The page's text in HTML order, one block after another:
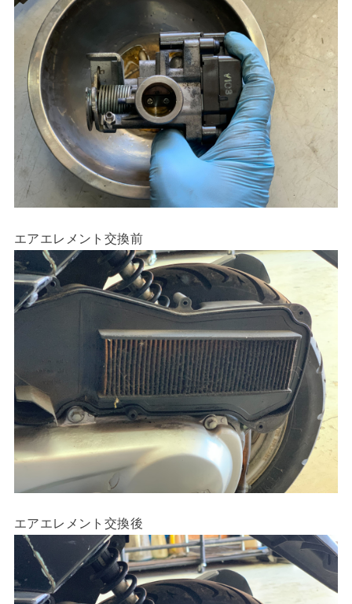
エアエレメント交換前
エアエレメント交換後